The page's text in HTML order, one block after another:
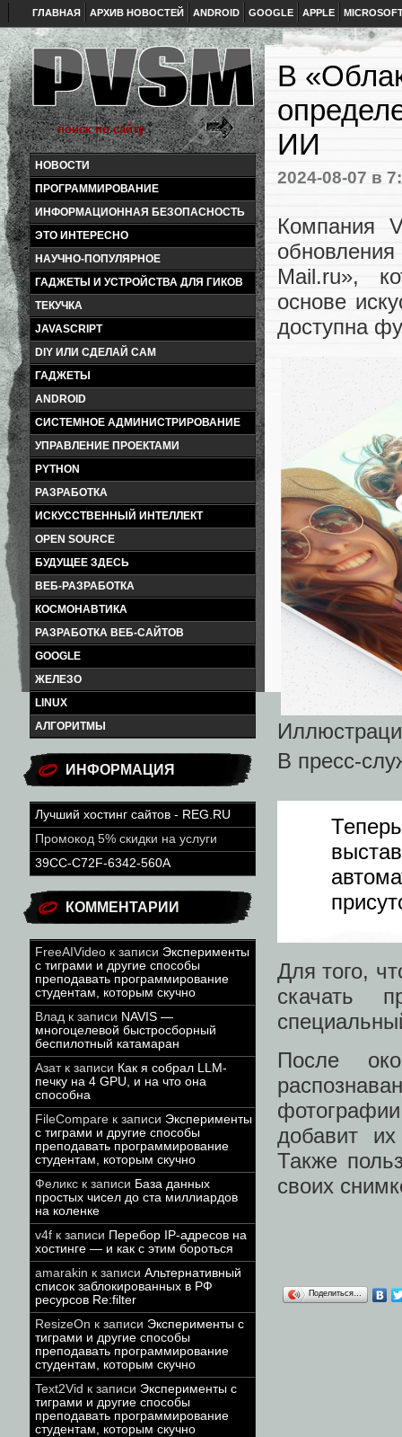
ГЛАВНАЯ АРХИВ НОВОСТЕЙ ANDROID GOOGLE APPLE
НОВОСТИ
ПРОГРАММИРОВАНИЕ
ИНФОРМАЦИОННАЯ БЕЗОПАСНОСТЬ
ЭТО ИНТЕРЕСНО
НАУЧНО-ПОПУЛЯРНОЕ
ГАДЖЕТЫ И УСТРОЙСТВА ДЛЯ ГИКОВ
ТЕКУЧКА
JAVASCRIPT
DIY ИЛИ СДЕЛАЙ САМ
ГАДЖЕТЫ
ANDROID
СИСТЕМНОЕ АДМИНИСТРИРОВАНИЕ
УПРАВЛЕНИЕ ПРОЕКТАМИ
PYTHON
РАЗРАБОТКА
ИСКУССТВЕННЫЙ ИНТЕЛЛЕКТ
OPEN SOURCE
БУДУЩЕЕ ЗДЕСЬ
ВЕБ-РАЗРАБОТКА
КОСМОНАВТИКА
РАЗРАБОТКА ВЕБ-САЙТОВ
GOOGLE
ЖЕЛЕЗО
LINUX
АЛГОРИТМЫ
ИНФОРМАЦИЯ
Лучший хостинг сайтов - REG.RU
Промокод 5% скидки на услуги
39CC-C72F-6342-560A
КОММЕНТАРИИ
FreeAIVideo к записи Эксперименты
с тиграми и другие способы
преподавать программирование
студентам, которым скучно
Влад к записи NAVIS —
многоцелевой быстросборный
беспилотный катамаран
Азатк записи Как я собрал LLM-
печку на 4 GPU, и на что она
способна
FileCompare к записи Эксперименты
с тиграми и другие способы
преподавать программирование
студентам, которым скучно
Феликс к записи База данных
простых чисел до ста миллиардов
на коленке
v4f к записи Перебор IP-адресов на
хостинге — и как с этим бороться
amarakin к записи Альтернативный
список заблокированных в РФ
ресурсов Re:filter
ResizeOn к записи Эксперименты с
тиграми и другие способы
преподавать программирование
студентам, которым скучно
Text2Vid к записи Эксперименты с
тиграми и другие способы
преподавать программирование
студентам, которым скучно
В
ИИ
2024-08-07 в
Компания
Mail.ru»,
основе
доступна
В пресс-
Для того,
скачать
После
добавит
Также
своих
Поделиться…